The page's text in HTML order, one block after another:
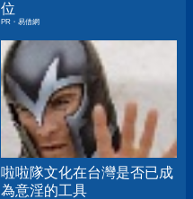
位
PR・易借網
啦啦隊文化在台灣是否已成
為意淫的工具